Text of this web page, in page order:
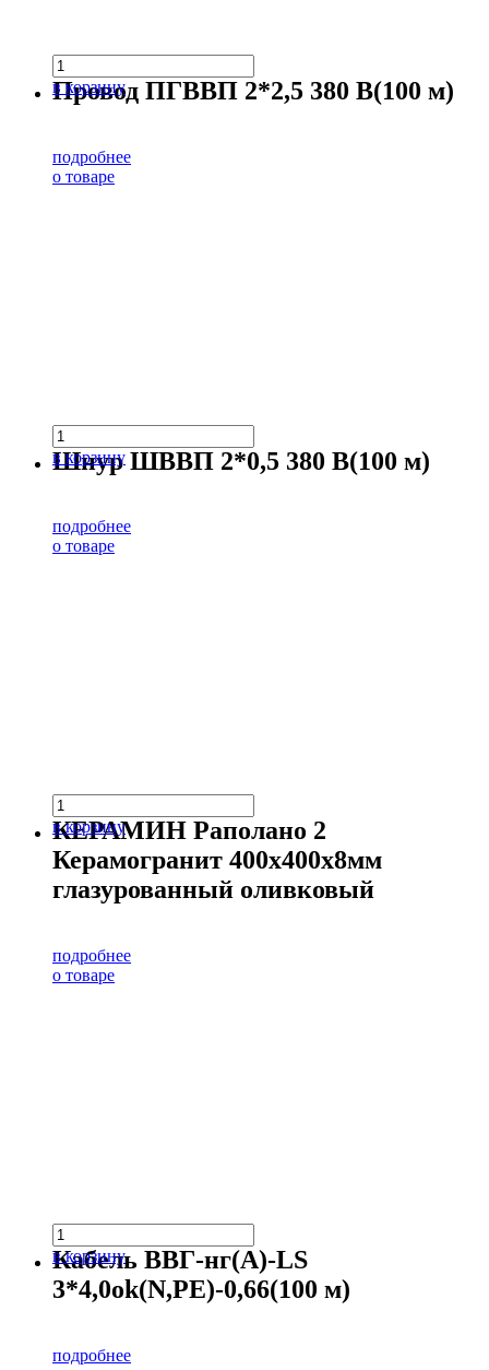
в корзину
Провод ПГВВП 2*2,5 380 В(100 м)
подробнее
о товаре
в корзину
Шнур ШВВП 2*0,5 380 В(100 м)
подробнее
о товаре
в корзину
КЕРАМИН Раполано 2
Керамогранит 400х400х8мм
глазурованный оливковый
подробнее
о товаре
в корзину
Кабель ВВГ-нг(А)-LS
3*4,0ok(N,PE)-0,66(100 м)
подробнее